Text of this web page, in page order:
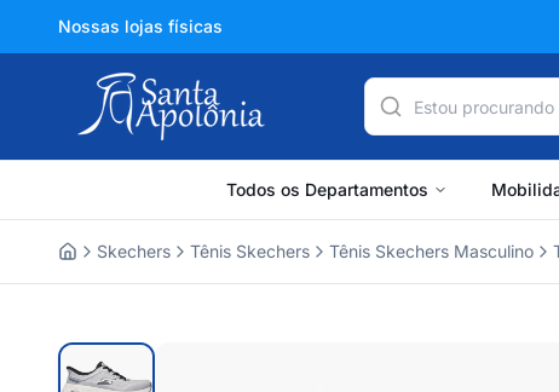
Nossas lojas físicas
Todos os Departamentos
Skechers Tênis Skechers Tênis Skechers Masculino